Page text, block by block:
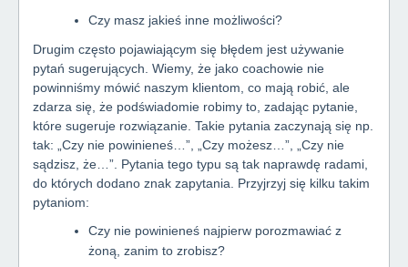
Czy masz jakieś inne możliwości?
Drugim często pojawiającym się błędem jest używanie
pytań sugerujących. Wiemy, że jako coachowie nie
powinniśmy mówić naszym klientom, co mają robić, ale
zdarza się, że podświadomie robimy to, zadając pytanie,
które sugeruje rozwiązanie. Takie pytania zaczynają się np.
tak: „Czy nie powinieneś…”, „Czy możesz…”, „Czy nie
sądzisz, że…”. Pytania tego typu są tak naprawdę radami,
do których dodano znak zapytania. Przyjrzyj się kilku takim
pytaniom:
Czy nie powinieneś najpierw porozmawiać z
żoną, zanim to zrobisz?